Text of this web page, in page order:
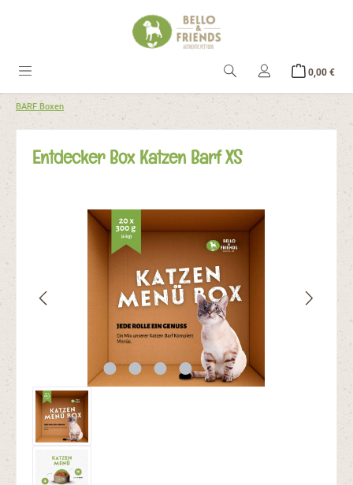
0,00 €
BARF Boxen
Entdecker Box Katzen Barf XS
Bildergalerie überspringen